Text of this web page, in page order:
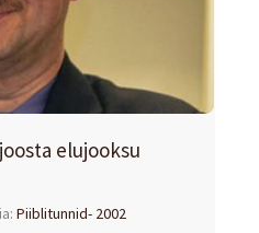
elujooksu
Piiblitunnid- 2002